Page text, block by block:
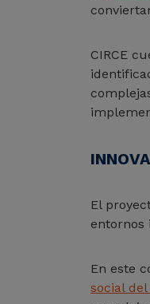
CIRCE
El
entornos
En este
social